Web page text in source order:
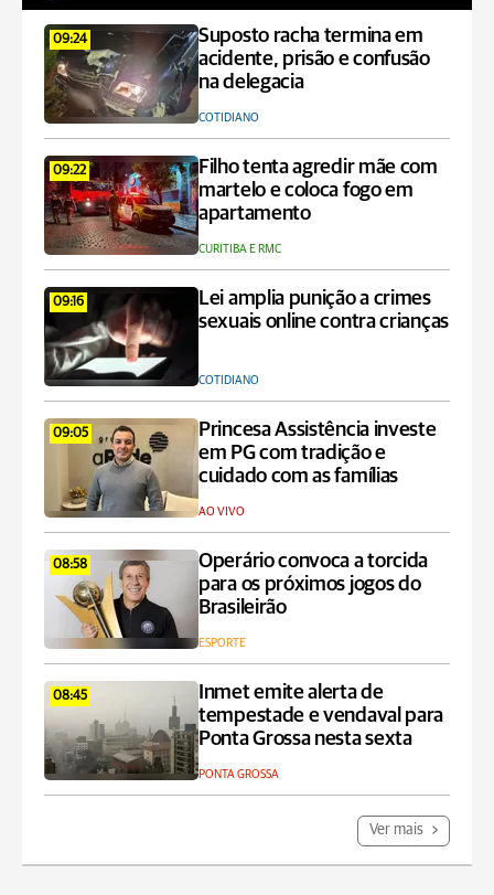
09:24
Suposto racha termina em
acidente, prisão e confusão
na delegacia
COTIDIANO
09:22
Filho tenta agredir mãe com
martelo e coloca fogo em
apartamento
CURITIBA E RMC
09:16
Lei amplia punição a crimes
sexuais online contra crianças
COTIDIANO
09:05
Princesa Assistência investe
em PG com tradição e
cuidado com as famílias
AO VIVO
08:58
Operário convoca a torcida
para os próximos jogos do
Brasileirão
ESPORTE
08:45
Inmet emite alerta de
tempestade e vendaval para
Ponta Grossa nesta sexta
PONTA GROSSA
Ver mais